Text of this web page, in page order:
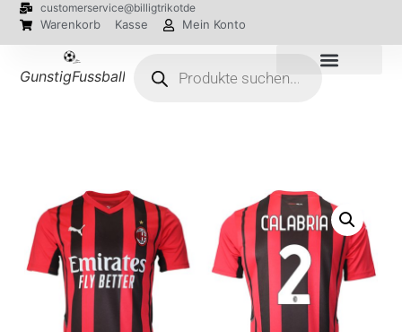
customerservice@billigtrikotde
Warenkorb Kasse Mein Konto
GunstigFussballTrikot